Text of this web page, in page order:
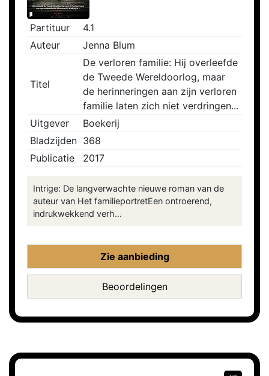
Partituur
4.1
Auteur
Jenna Blum
Titel
De verloren familie: Hij overleefde
de Tweede Wereldoorlog, maar
de herinneringen aan zijn verloren
familie laten zich niet verdringen...
Uitgever
Boekerij
Bladzijden 368
Publicatie
2017
Intrige: De langverwachte nieuwe roman van de
auteur van Het familieportretEen ontroerend,
indrukwekkend verh...
Zie aanbieding
Beoordelingen